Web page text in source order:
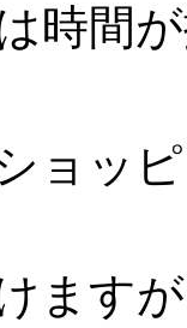
時間
ョッ
ます